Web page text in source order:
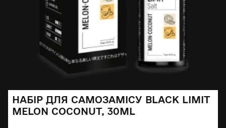
НАБІР ДЛЯ САМОЗАМІСУ BLACK LIMIT
MELON COCONUT, 30ML